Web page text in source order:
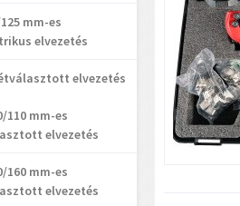
mm-es
elvezetés
elvezetés
110 mm-es
elvezetés
160 mm-es
elvezetés